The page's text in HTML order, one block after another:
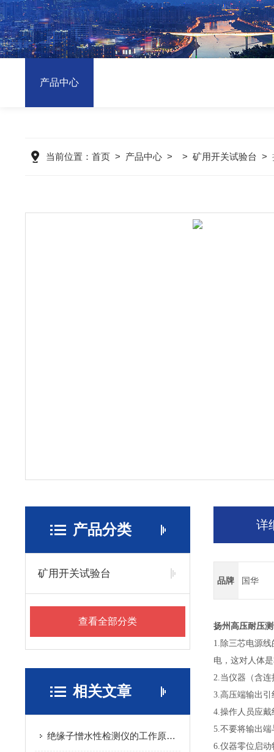
产品中心
当前位置： 首页> 产品中心> > 矿用开关试验台 >
产品分类
矿用开关试验台
查看全部分类
相关文章
绝缘子憎水性检测仪的工作原理简单介绍
详
品牌 国华
扬州高压耐压
1.除三芯电源
电，这对人体
2.当仪器（含
3.高压端输出
4.操作人员应
5.不要将输出
6.仪器零位启